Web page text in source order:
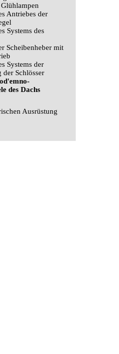
Antriebes der
Systems des
Scheibenheber mit
Systems der
Schlösser
des Dachs
Ausrüstung